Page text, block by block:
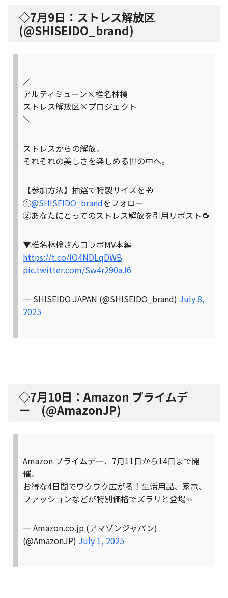
◇7月9日： ストレス解放区
(@SHISEIDO_brand)
／
アルティミューン×椎名林檎
ストレス解放区×プロジェクト
＼
ストレスからの解放。
それぞれの美しさを楽しめる世の中へ。
【参加方法】抽選で特製サイズを🎁
➀@SHISEIDO_brandをフォロー
➁あなたにとってのストレス解放を引用リポスト🔁
▼椎名林檎さんコラボMV本編
https://t.co/lO4NDLqDWB
pic.twitter.com/Sw4r290aJ6
— SHISEIDO JAPAN (@SHISEIDO_brand) July 8,
2025
◇7月10日：Amazon プライムデ
ー (@AmazonJP)
Amazon プライムデー、7月11日から14日まで開
催。
お得な4日間でワクワク広がる！生活用品、家電、
ファッションなどが特別価格でズラリと登場✨
— Amazon.co.jp (アマゾンジャパン)
(@AmazonJP) July 1, 2025